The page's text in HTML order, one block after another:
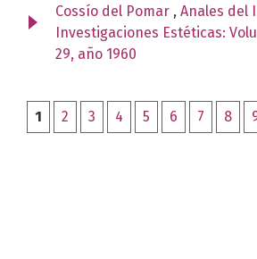
Cossío del Pomar , Anales del
Investigaciones Estéticas:
29, año 1960
1 2 3 4 5 6 7 8